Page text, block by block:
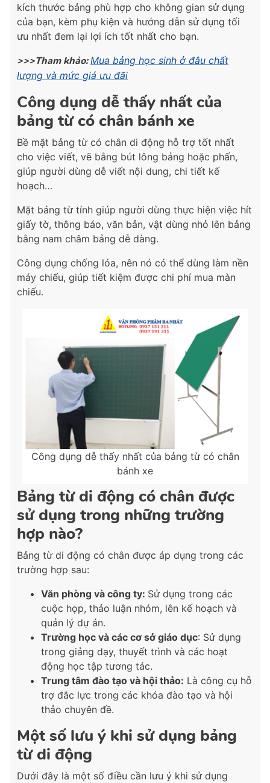
kích thước bảng phù hợp cho không gian sử dụng
của bạn, kèm phụ kiện và hướng dẫn sử dụng tối
ưu nhất đem lại lợi ích tốt nhất cho bạn.
>>>Tham khảo: Mua bảng học sinh ở đâu chất
lượng và mức giá ưu đãi
Công dụng dễ thấy nhất của
bảng từ có chân bánh xe
Bề mặt bảng từ có chân di động hỗ trợ tốt nhất
cho việc viết, vẽ bằng bút lông bảng hoặc phấn,
giúp người dùng dễ viết nội dung, chi tiết kế
hoạch…
Mặt bảng từ tính giúp người dùng thực hiện việc hít
giấy tờ, thông báo, văn bản, vật dùng nhỏ lên bảng
bằng nam châm bảng dễ dàng.
Công dụng chống lóa, nên nó có thể dùng làm nền
máy chiếu, giúp tiết kiệm được chi phí mua màn
chiếu.
Công dụng dễ thấy nhất của bảng từ có chân
bánh xe
Bảng từ di động có chân được
sử dụng trong những trường
hợp nào?
Bảng từ di động có chân được áp dụng trong các
trường hợp sau:
Văn phòng và công ty: Sử dụng trong các
cuộc họp, thảo luận nhóm, lên kế hoạch và
quản lý dự án.
Trường học và các cơ sở giáo dục: Sử dụng
trong giảng dạy, thuyết trình và các hoạt
động học tập tương tác.
Trung tâm đào tạo và hội thảo: Là công cụ hỗ
trợ đắc lực trong các khóa đào tạo và hội
thảo chuyên đề.
Một số lưu ý khi sử dụng bảng
từ di động
Dưới đây là một số điều cần lưu ý khi sử dụng